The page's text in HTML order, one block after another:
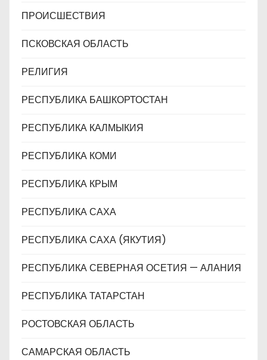
ПРОИСШЕСТВИЯ
ПСКОВСКАЯ ОБЛАСТЬ
РЕЛИГИЯ
РЕСПУБЛИКА БАШКОРТОСТАН
РЕСПУБЛИКА КАЛМЫКИЯ
РЕСПУБЛИКА КОМИ
РЕСПУБЛИКА КРЫМ
РЕСПУБЛИКА САХА
РЕСПУБЛИКА САХА (ЯКУТИЯ)
РЕСПУБЛИКА СЕВЕРНАЯ ОСЕТИЯ — АЛАНИЯ
РЕСПУБЛИКА ТАТАРСТАН
РОСТОВСКАЯ ОБЛАСТЬ
САМАРСКАЯ ОБЛАСТЬ